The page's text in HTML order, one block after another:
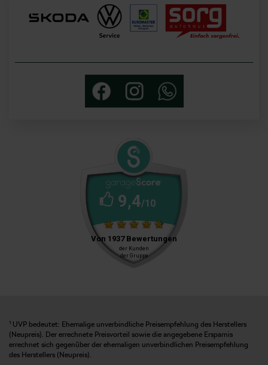
1 UVP bedeutet: Ehemalige unverbindliche Preisempfehlung des Herstellers
(Neupreis). Der errechnete Preisvorteil sowie die angegebene Ersparnis
errechnet sich gegenüber der ehemaligen unverbindlichen Preisempfehlung
des Herstellers (Neupreis).